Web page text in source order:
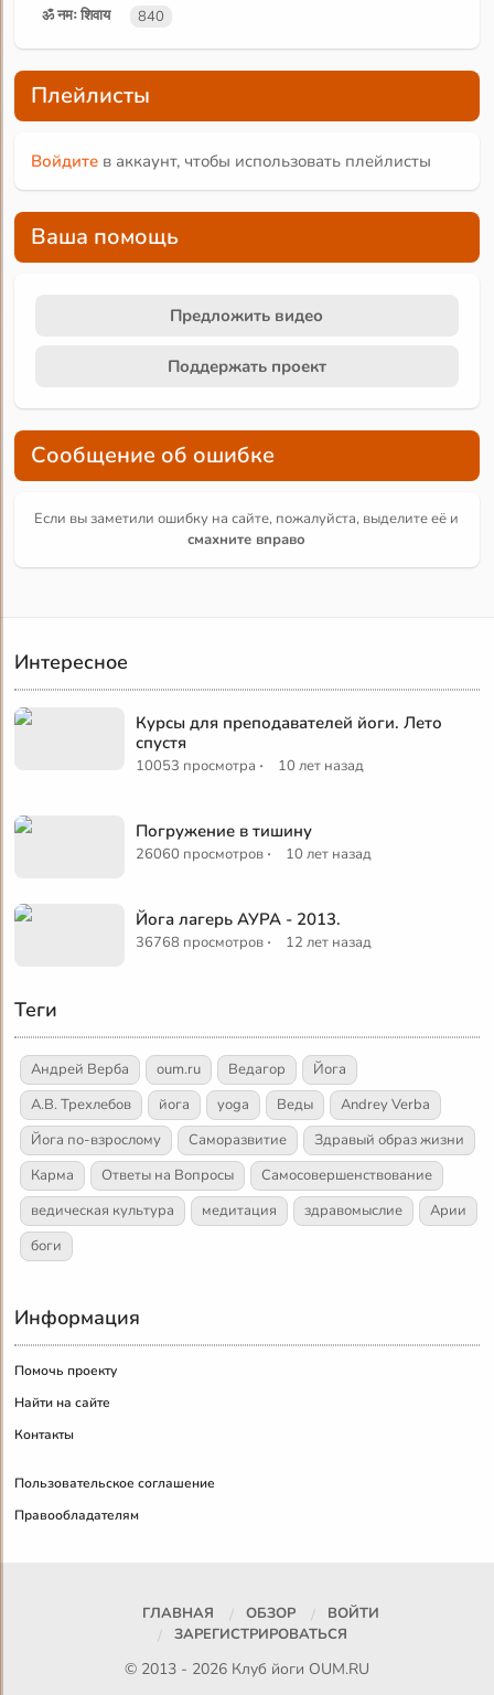
ॐ नमः शिवाय 840
Плейлисты
Войдите в аккаунт, чтобы использовать плейлисты
Ваша помощь
Предложить видео
Поддержать проект
Сообщение об ошибке
Если вы заметили ошибку на сайте, пожалуйста, выделите её и
смахните вправо
Интересное
Курсы для преподавателей йоги. Лето
спустя
10053 просмотра · 10 лет назад
Погружение в тишину
26060 просмотров · 10 лет назад
Йога лагерь АУРА - 2013.
36768 просмотров · 12 лет назад
Теги
Андрей Верба oum.ru Ведагор
Йога
А.В. Трехлебов
йога yoga Веды
Andrey Verba
Йога по-взрослому
Саморазвитие
Здравый образ жизни
Карма
Ответы на Вопросы
Самосовершенствование
ведическая культура
медитация здравомыслие
Арии
боги
Информация
Помочь проекту
Найти на сайте
Контакты
Пользовательское соглашение
Правообладателям
ГЛАВНАЯ ОБЗОР
ВОЙТИ
ЗАРЕГИСТРИРОВАТЬСЯ
© 2013 - 2026 Клуб йоги OUM.RU